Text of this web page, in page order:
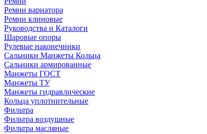
Ремни вариатора
Ремни клиновые
Руководства и Каталоги
Шаровые опоры
Рулевые наконечники
Сальники Манжеты Кольца
Сальники армированные
Манжеты ГОСТ
Манжеты ТУ
Манжеты гидравлические
Кольца уплотнительные
Фильтра
Фильтра воздушные
Фильтра масляные